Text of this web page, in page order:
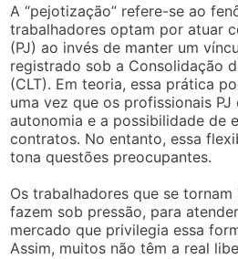
A “pejotização” refere-se ao
trabalhadores optam por atuar
(PJ) ao invés de manter um
registrado sob a Consolidação
(CLT). Em teoria, essa prática
uma vez que os profissionais
autonomia e a possibilidade de
contratos. No entanto, essa
tona questões preocupantes.
Os trabalhadores que se
fazem sob pressão, para
mercado que privilegia essa
Assim, muitos não têm a real